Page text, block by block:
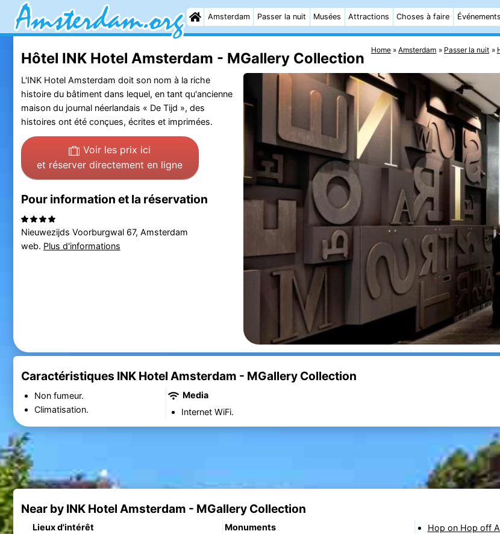
Amsterdam Passer la nuit Musées Attractions Choses à faire Événements
Home Amsterdam Passer la nuit
Hôtel INK Hotel Amsterdam - MGallery Collection
L'INK Hotel Amsterdam doit son nom à la riche
histoire du bâtiment dans lequel, en tant qu'ancienne
maison du journal néerlandais « De Tijd », des
histoires ont été conçues, écrites et imprimées.
Voir les prix ici
et réserver directement en ligne
Pour information et la réservation
Nieuwezijds Voorburgwal 67, Amsterdam
web. Plus d'informations
Caractéristiques INK Hotel Amsterdam - MGallery Collection
Non fumeur.
Climatisation.
Media
Internet WiFi.
Near by INK Hotel Amsterdam - MGallery Collection
Lieux d'intérêt
Monuments
Hop on Hop off